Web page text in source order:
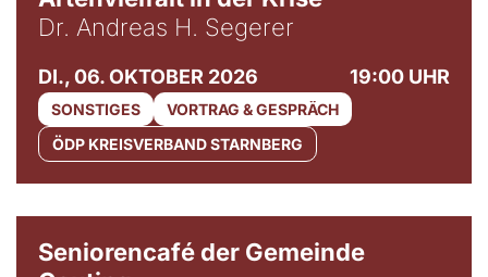
Dr. Andreas H. Segerer
DI., 06. OKTOBER 2026 19:00 UHR
SONSTIGES
VORTRAG & GESPRÄCH
ÖDP KREISVERBAND STARNBERG
Seniorencafé der Gemeinde